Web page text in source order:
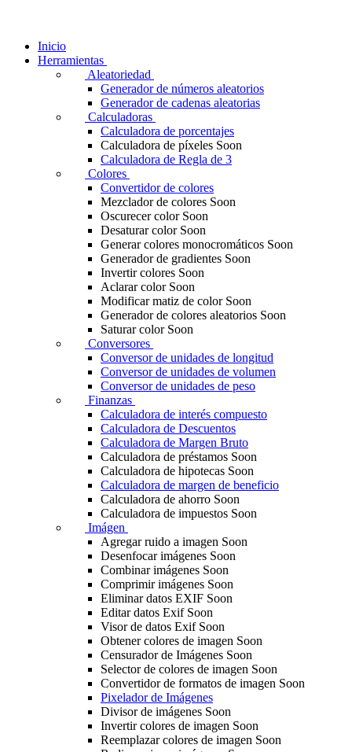
Inicio
Herramientas
Aleatoriedad
Generador de números aleatorios
Generador de cadenas aleatorias
Calculadoras
Calculadora de porcentajes
Calculadora de píxeles Soon
Calculadora de Regla de 3
Colores
Convertidor de colores
Mezclador de colores Soon
Oscurecer color Soon
Desaturar color Soon
Generar colores monocromáticos Soon
Generador de gradientes Soon
Invertir colores Soon
Aclarar color Soon
Modificar matiz de color Soon
Generador de colores aleatorios Soon
Saturar color Soon
Conversores
Conversor de unidades de longitud
Conversor de unidades de volumen
Conversor de unidades de peso
Finanzas
Calculadora de interés compuesto
Calculadora de Descuentos
Calculadora de Margen Bruto
Calculadora de préstamos Soon
Calculadora de hipotecas Soon
Calculadora de margen de beneficio
Calculadora de ahorro Soon
Calculadora de impuestos Soon
Imágen
Agregar ruido a imagen Soon
Desenfocar imágenes Soon
Combinar imágenes Soon
Comprimir imágenes Soon
Eliminar datos EXIF Soon
Editar datos Exif Soon
Visor de datos Exif Soon
Obtener colores de imagen Soon
Censurador de Imágenes Soon
Selector de colores de imagen Soon
Convertidor de formatos de imagen Soon
Pixelador de Imágenes
Divisor de imágenes Soon
Invertir colores de imagen Soon
Reemplazar colores de imagen Soon